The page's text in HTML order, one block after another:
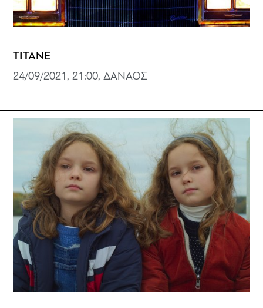
TITANE
24/09/2021, 21:00, ΔΑΝΑΟΣ